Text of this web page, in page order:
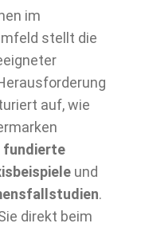
im
stellt die
auf, wie
fundierte
und
.
direkt beim